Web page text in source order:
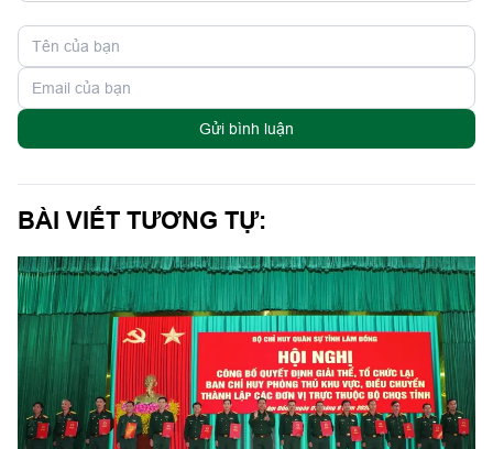
Gửi bình luận
BÀI VIẾT TƯƠNG TỰ: